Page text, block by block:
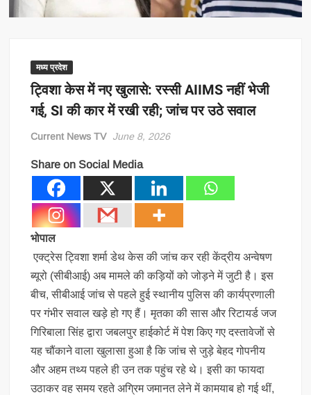
मध्य प्रदेश
ट्विशा केस में नए खुलासे: रस्सी AIIMS नहीं भेजी
गई, SI की कार में रखी रही; जांच पर उठे सवाल
Current News TV June 8, 2026
Share on Social Media
भोपाल
एक्ट्रेस ट्विशा शर्मा डेथ केस की जांच कर रही केंद्रीय अन्वेषण
ब्यूरो (सीबीआई) अब मामले की कड़ियों को जोड़ने में जुटी है। इस
बीच, सीबीआई जांच से पहले हुई स्थानीय पुलिस की कार्यप्रणाली
पर गंभीर सवाल खड़े हो गए हैं। मृतका की सास और रिटायर्ड जज
गिरिबाला सिंह द्वारा जबलपुर हाईकोर्ट में पेश किए गए दस्तावेजों से
यह चौंकाने वाला खुलासा हुआ है कि जांच से जुड़े बेहद गोपनीय
और अहम तथ्य पहले ही उन तक पहुंच रहे थे। इसी का फायदा
उठाकर वह समय रहते अग्रिम जमानत लेने में कामयाब हो गई थीं,